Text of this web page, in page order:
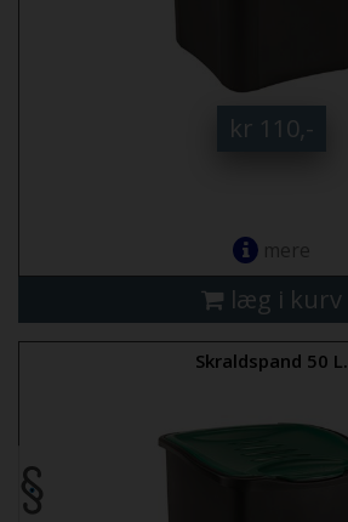
kr 110,-
mere
læg i kurv
Skraldspand 50 L.